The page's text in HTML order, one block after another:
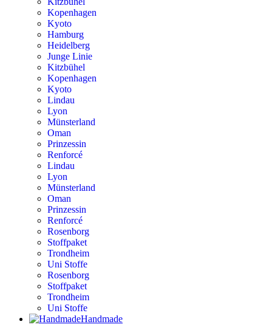
Kopenhagen
Kyoto
Hamburg
Heidelberg
Junge Linie
Kitzbühel
Kopenhagen
Kyoto
Lindau
Lyon
Münsterland
Oman
Prinzessin
Renforcé
Lindau
Lyon
Münsterland
Oman
Prinzessin
Renforcé
Rosenborg
Stoffpaket
Trondheim
Uni Stoffe
Rosenborg
Stoffpaket
Trondheim
Uni Stoffe
Handmade